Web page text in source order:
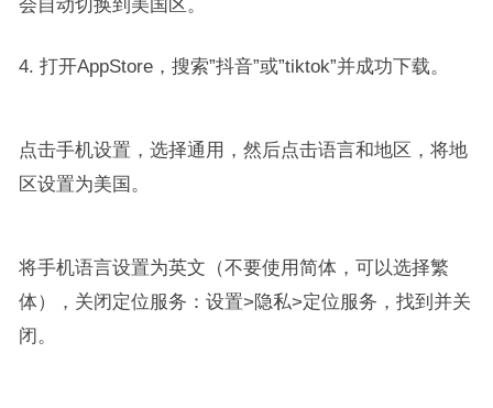
会自动切换到美国区。
4. 打开AppStore，搜索”抖音”或”tiktok”并成功下载。
点击手机设置，选择通用，然后点击语言和地区，将地
区设置为美国。
将手机语言设置为英文（不要使用简体，可以选择繁
体），关闭定位服务：设置>隐私>定位服务，找到并关
闭。